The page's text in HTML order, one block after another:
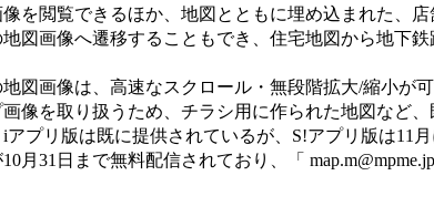
を閲覧できるほか、地図とともに埋め込まれた、店
地図画像へ遷移することもでき、住宅地図から地下
図画像は、高速なスクロール・無段階拡大/縮小が
画像を取り扱うため、チラシ用に作られた地図など
アプリ版は既に提供されているが、S!アプリ版は11
月31日まで無料配信されており、「